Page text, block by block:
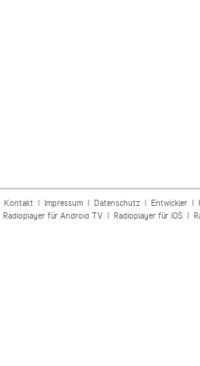
Kontakt| Impressum| Datenschutz| Entwickler|
Radioplayer für Android TV| Radioplayer für iOS|